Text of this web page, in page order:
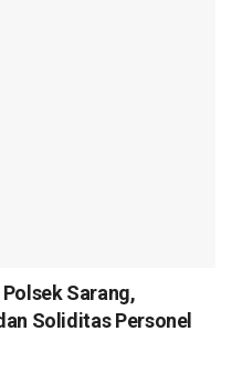
Sarang,
Soliditas Personel